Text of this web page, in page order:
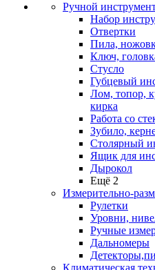
Ручной
Набор
Отвертки
Пила,
Ключ,
Стусло
Губцевый
Лом, топор,
кирка
Работа со
Зубило,
Столярный
Ящик для
Дырокол
Ещё 2
Измерительно-
Рулетки
Уровни,
Ручные
Дальномеры
Климатическая